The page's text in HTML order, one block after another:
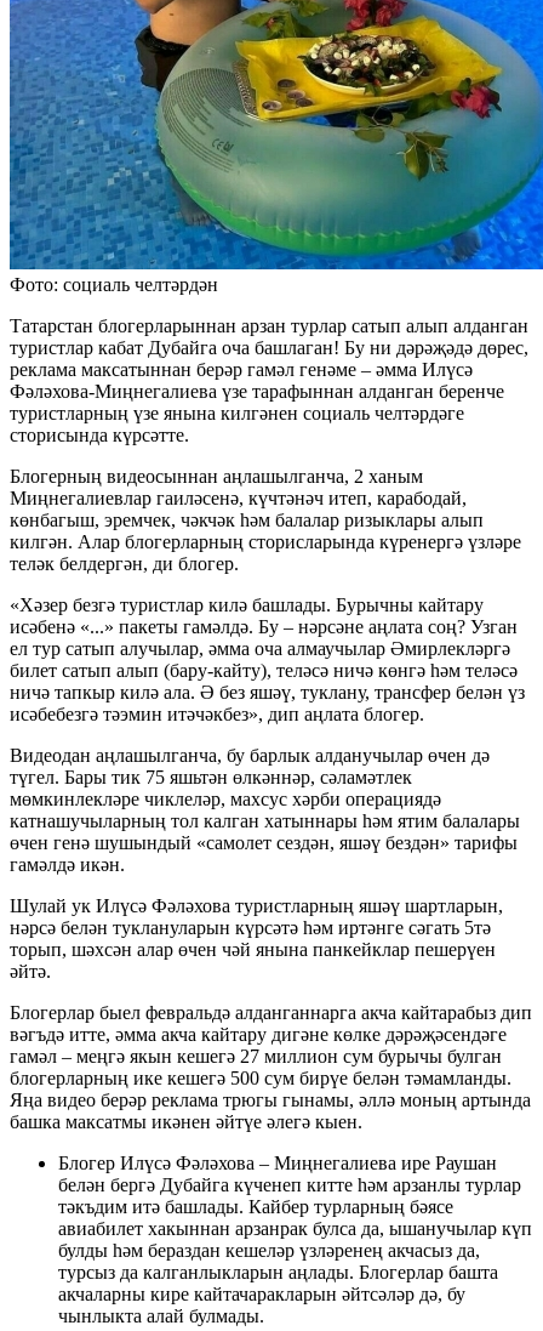
Фото: социаль челтәрдән
Татарстан блогерларыннан арзан турлар сатып алып алданган
туристлар кабат Дубайга оча башлаган! Бу ни дәрәҗәдә дөрес,
реклама максатыннан берәр гамәл генәме – әмма Илүсә
Фәләхова-Миңнегалиева үзе тарафыннан алданган беренче
туристларның үзе янына килгәнен социаль челтәрдәге
сторисында күрсәтте.
Блогерның видеосыннан аңлашылганча, 2 ханым
Миңнегалиевлар гаиләсенә, күчтәнәч итеп, карабодай,
көнбагыш, эремчек, чәкчәк һәм балалар ризыклары алып
килгән. Алар блогерларның сторисларында күренергә үзләре
теләк белдергән, ди блогер.
«Хәзер безгә туристлар килә башлады. Бурычны кайтару
исәбенә «...» пакеты гамәлдә. Бу – нәрсәне аңлата соң? Узган
ел тур сатып алучылар, әмма оча алмаучылар Әмирлекләргә
билет сатып алып (бару-кайту), теләсә ничә көнгә һәм теләсә
ничә тапкыр килә ала. Ә без яшәү, туклану, трансфер белән үз
исәбебезгә тәэмин итәчәкбез», дип аңлата блогер.
Видеодан аңлашылганча, бу барлык алданучылар өчен дә
түгел. Бары тик 75 яшьтән өлкәннәр, сәламәтлек
мөмкинлекләре чиклеләр, махсус хәрби операциядә
катнашучыларның тол калган хатыннары һәм ятим балалары
өчен генә шушындый «самолет сездән, яшәү бездән» тарифы
гамәлдә икән.
Шулай ук Илүсә Фәләхова туристларның яшәү шартларын,
нәрсә белән туклануларын күрсәтә һәм иртәнге сәгать 5тә
торып, шәхсән алар өчен чәй янына панкейклар пешерүен
әйтә.
Блогерлар быел февральдә алданганнарга акча кайтарабыз дип
вәгъдә итте, әмма акча кайтару дигәне көлке дәрәҗәсендәге
гамәл – меңгә якын кешегә 27 миллион сум бурычы булган
блогерларның ике кешегә 500 сум бирүе белән тәмамланды.
Яңа видео берәр реклама трюгы гынамы, әллә моның артында
башка максатмы икәнен әйтүе әлегә кыен.
Блогер Илүсә Фәләхова – Миңнегалиева ире Раушан
белән бергә Дубайга күченеп китте һәм арзанлы турлар
тәкъдим итә башлады. Кайбер турларның бәясе
авиабилет хакыннан арзанрак булса да, ышанучылар күп
булды һәм бераздан кешеләр үзләренең акчасыз да,
турсыз да калганлыкларын аңлады. Блогерлар башта
акчаларны кире кайтачаракларын әйтсәләр дә, бу
чынлыкта алай булмады.